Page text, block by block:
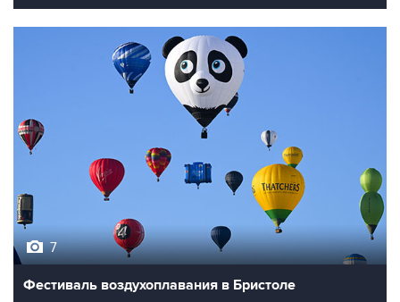
7
Фестиваль воздухоплавания в Бристоле